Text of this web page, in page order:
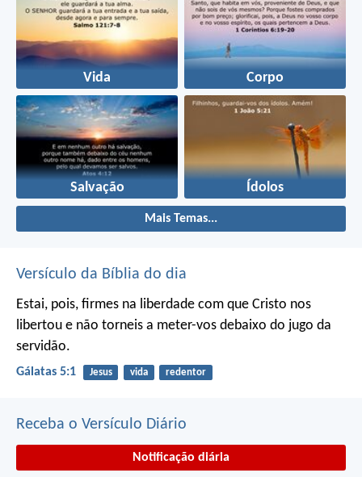
Vida Corpo
Salvação Ídolos
Mais Temas...
Versículo da Bíblia do dia
Estai, pois, firmes na liberdade com que Cristo nos
libertou e não torneis a meter-vos debaixo do jugo da
servidão.
Gálatas 5:1 Jesus vida redentor
Receba o Versículo Diário
Notificação diária